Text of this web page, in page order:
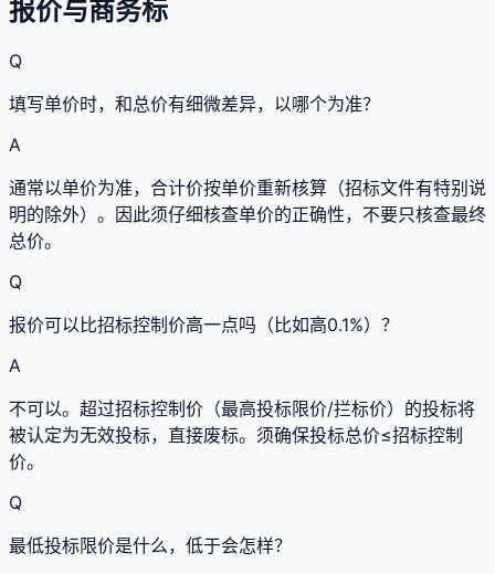
报价与商务标
Q
填写单价时，和总价有细微差异，以哪个为准？
A
通常以单价为准，合计价按单价重新核算（招标文件有特别说
明的除外）。因此须仔细核查单价的正确性，不要只核查最终
总价。
Q
报价可以比招标控制价高一点吗（比如高0.1%）？
A
不可以。超过招标控制价（最高投标限价/拦标价）的投标将
被认定为无效投标，直接废标。须确保投标总价≤招标控制
价。
Q
最低投标限价是什么，低于会怎样？